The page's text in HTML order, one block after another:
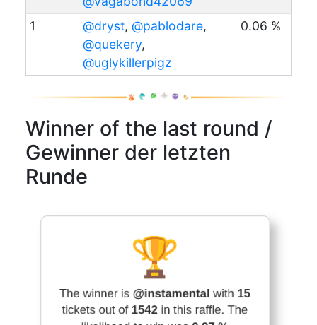
1 @dryst, @pablodare,
@quekery,
@uglykillerpigz
0.06 %
Winner of the last round /
Gewinner der letzten
Runde